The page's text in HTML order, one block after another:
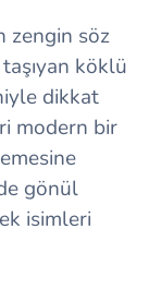
zengin söz
köklü
dikkat
modern bir
gönül
isimleri